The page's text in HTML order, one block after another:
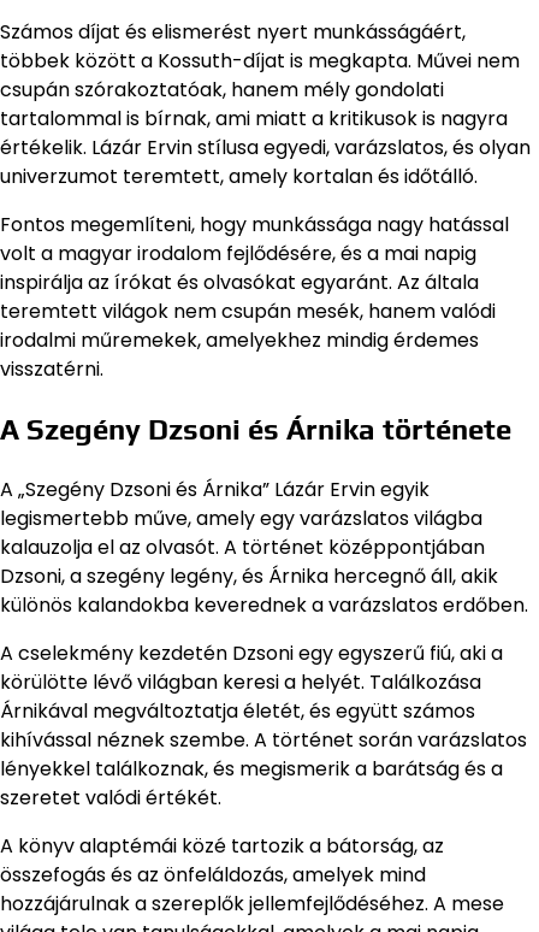
Számos díjat és elismerést nyert munkásságáért,
többek között a Kossuth-díjat is megkapta. Művei nem
csupán szórakoztatóak, hanem mély gondolati
tartalommal is bírnak, ami miatt a kritikusok is nagyra
értékelik. Lázár Ervin stílusa egyedi, varázslatos, és olyan
univerzumot teremtett, amely kortalan és időtálló.
Fontos megemlíteni, hogy munkássága nagy hatással
volt a magyar irodalom fejlődésére, és a mai napig
inspirálja az írókat és olvasókat egyaránt. Az általa
teremtett világok nem csupán mesék, hanem valódi
irodalmi műremekek, amelyekhez mindig érdemes
visszatérni.
A Szegény Dzsoni és Árnika története
A „Szegény Dzsoni és Árnika” Lázár Ervin egyik
legismertebb műve, amely egy varázslatos világba
kalauzolja el az olvasót. A történet középpontjában
Dzsoni, a szegény legény, és Árnika hercegnő áll, akik
különös kalandokba keverednek a varázslatos erdőben.
A cselekmény kezdetén Dzsoni egy egyszerű fiú, aki a
körülötte lévő világban keresi a helyét. Találkozása
Árnikával megváltoztatja életét, és együtt számos
kihívással néznek szembe. A történet során varázslatos
lényekkel találkoznak, és megismerik a barátság és a
szeretet valódi értékét.
A könyv alaptémái közé tartozik a bátorság, az
összefogás és az önfeláldozás, amelyek mind
hozzájárulnak a szereplők jellemfejlődéséhez. A mese